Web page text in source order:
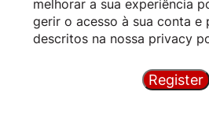
melhorar a sua experiência
gerir o acesso à sua conta e
descritos na nossa privacy
Register